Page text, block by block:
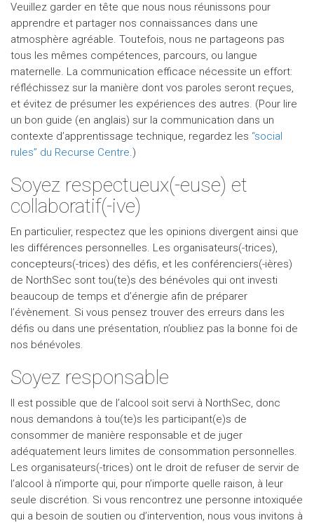
Veuillez garder en tête que nous nous réunissons pour
apprendre et partager nos connaissances dans une
atmosphère agréable. Toutefois, nous ne partageons pas
tous les mêmes compétences, parcours, ou langue
maternelle. La communication efficace nécessite un effort:
réfléchissez sur la manière dont vos paroles seront reçues,
et évitez de présumer les expériences des autres. (Pour lire
un bon guide (en anglais) sur la communication dans un
contexte d’apprentissage technique, regardez les “social
rules” du Recurse Centre.)
Soyez respectueux(-euse) et
collaboratif(-ive)
En particulier, respectez que les opinions divergent ainsi que
les différences personnelles. Les organisateurs(-trices),
concepteurs(-trices) des défis, et les conférenciers(-ières)
de NorthSec sont tou(te)s des bénévoles qui ont investi
beaucoup de temps et d’énergie afin de préparer
l’évènement. Si vous pensez trouver des erreurs dans les
défis ou dans une présentation, n’oubliez pas la bonne foi de
nos bénévoles.
Soyez responsable
Il est possible que de l’alcool soit servi à NorthSec, donc
nous demandons à tou(te)s les participant(e)s de
consommer de manière responsable et de juger
adéquatement leurs limites de consommation personnelles.
Les organisateurs(-trices) ont le droit de refuser de servir de
l’alcool à n’importe qui, pour n’importe quelle raison, à leur
seule discrétion. Si vous rencontrez une personne intoxiquée
qui a besoin de soutien ou d’intervention, nous vous invitons à